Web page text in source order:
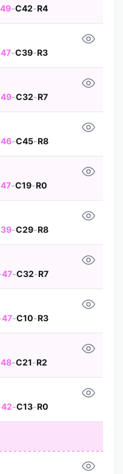
49-C42-R4
47-C39-R3
49-C32-R7
46-C45-R8
47-C19-R0
39-C29-R8
47-C32-R7
47-C10-R3
48-C21-R2
42-C13-R0